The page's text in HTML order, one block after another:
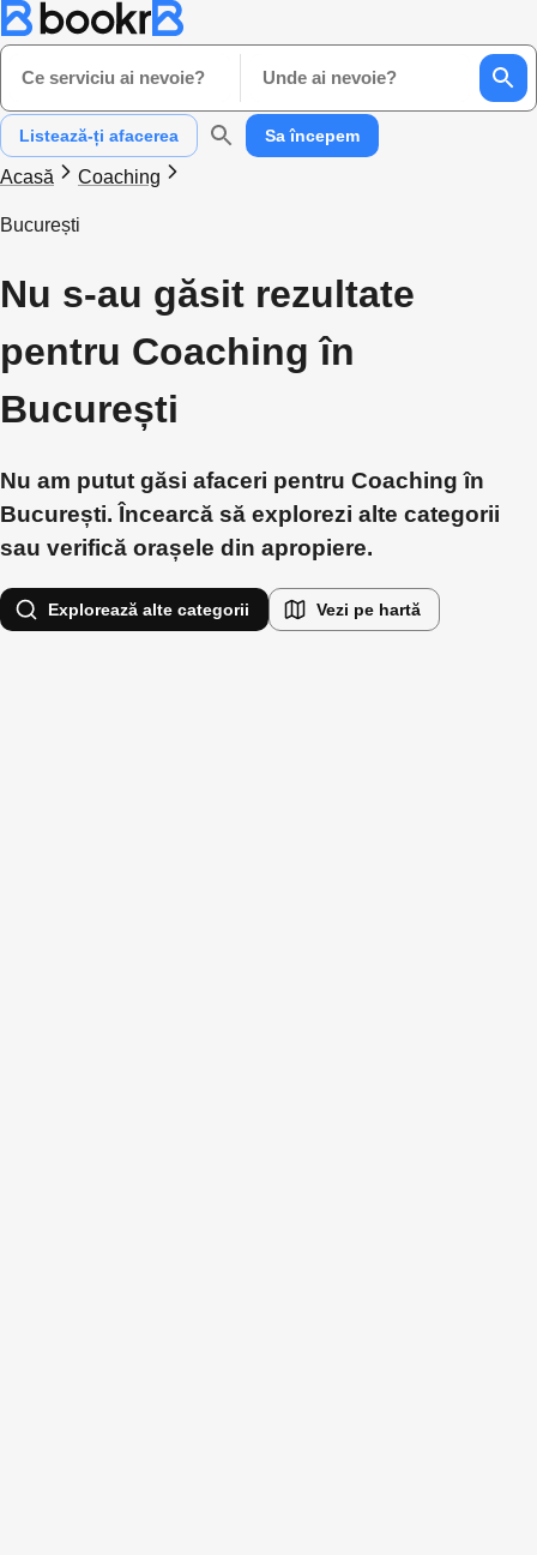
Ce serviciu ai nevoie? Unde ai nevoie?
Listează-ți afacerea Sa începem
Acasă Coaching
București
Nu s-au găsit rezultate
pentru Coaching în
București
Nu am putut găsi afaceri pentru Coaching în
București. Încearcă să explorezi alte categorii
sau verifică orașele din apropiere.
Explorează alte categorii Vezi pe hartă